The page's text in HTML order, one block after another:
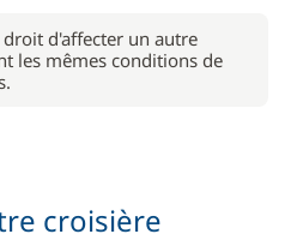
1180 :
/ contreplaque époxy
droit d'affecter un autre
les mêmes conditions de
croisière